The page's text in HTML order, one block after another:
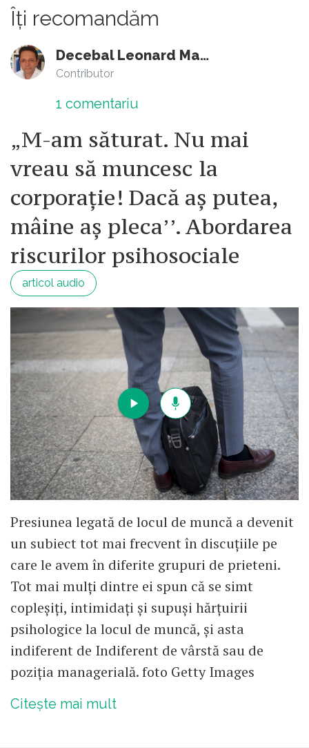
Îți recomandăm
Decebal Leonard Marin
Contributor
1 comentariu
„M-am săturat. Nu mai
vreau să muncesc la
corporație! Dacă aș putea,
mâine aș pleca’’. Abordarea
riscurilor psihosociale
articol audio
Presiunea legată de locul de muncă a devenit
un subiect tot mai frecvent în discuțiile pe
care le avem în diferite grupuri de prieteni.
Tot mai mulți dintre ei spun că se simt
copleșiți, intimidați și supuși hărțuirii
psihologice la locul de muncă, și asta
indiferent de Indiferent de vârstă sau de
poziția managerială. foto Getty Images
Citește mai mult